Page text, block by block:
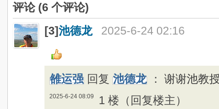
评论 (6 个评论)
[3]池德龙 2025-6-24 02:16
雒运强 回复 池德龙 ： 谢谢池教
2025-6-24 08:09 1 楼（回复楼主）